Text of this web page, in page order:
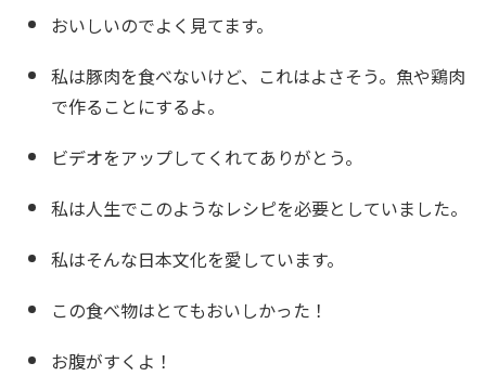
おいしいのでよく見てます。
私は豚肉を食べないけど、これはよさそう。魚や鶏肉
で作ることにするよ。
ビデオをアップしてくれてありがとう。
私は人生でこのようなレシピを必要としていました。
私はそんな日本文化を愛しています。
この食べ物はとてもおいしかった！
お腹がすくよ！